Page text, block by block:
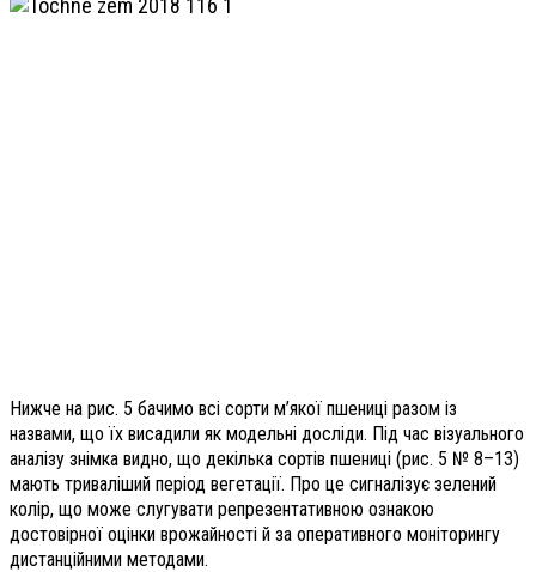
Нижче на рис. 5 бачимо всі сорти м’якої пшениці разом із
назвами, що їх висадили як модельні досліди. Під час візуального
аналізу знімка видно, що декілька сортів пшениці (рис. 5 № 8–13)
мають триваліший період вегетації. Про це сигналізує зелений
колір, що може слугувати репрезентативною ознакою
достовірної оцінки врожайності й за оперативного моніторингу
дистанційними методами.